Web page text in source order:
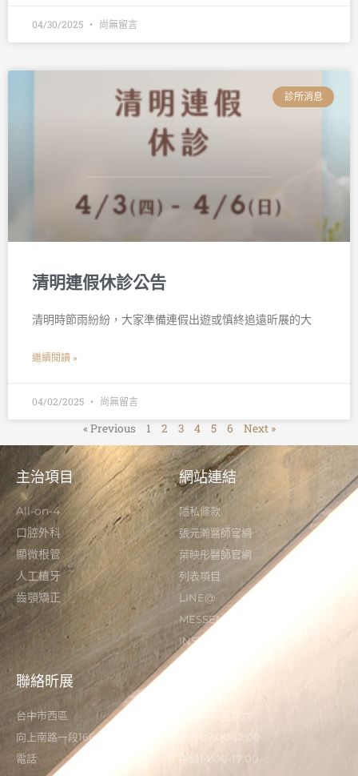
04/30/2025 尚無留言
診所消息
清明連假休診公告
清明時節雨紛紛，大家準備連假出遊或慎終追遠昕展的大
繼續閱讀 »
04/02/2025 尚無留言
« Previous 1 2 3 4 5 6 Next »
主治項目
All-on-4
口腔外科
顯微根管
人工植牙
齒顎矯正
網站連結
隱私條款
張元瀚醫師官網
葉映彤醫師官網
列表項目
LINE@
MESSENGER
INSTAGRAM
聯絡昕展
台中市西區
向上南路一段166-5號
電話
星期一至星期六
早診09:00-12:00
午診14:00-17:00